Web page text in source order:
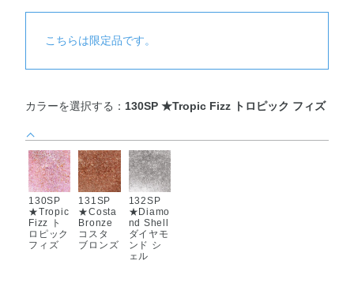
こちらは限定品です。
カラーを選択する： 130SP ★Tropic Fizz トロピック フィズ
130SP
★Tropic
Fizz ト
ロピック
フィズ
131SP
★Costa
Bronze
コスタ
ブロンズ
132SP
★Diamo
nd Shell
ダイヤモ
ンド シ
ェル